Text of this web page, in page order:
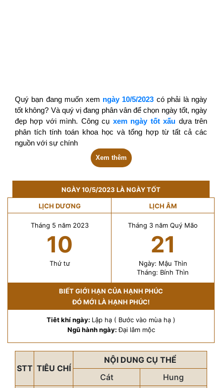
Quý bạn đang muốn xem ngày 10/5/2023 có phải là ngày
tốt không? Và quý vị đang phân vân để chọn ngày tốt, ngày
đẹp hợp với mình. Công cụ xem ngày tốt xấu dựa trên
phân tích tính toán khoa học và tổng hợp từ tất cả các
nguồn với sự chính
Xem thêm
NGÀY 10/5/2023 LÀ NGÀY TỐT
LỊCH DƯƠNG LỊCH ÂM
Tháng 5 năm 2023
10
Thứ tư
Tháng 3 năm Quý Mão
21
Ngày: Mậu Thìn
Tháng: Bính Thìn
BIẾT GIỚI HẠN CỦA HẠNH PHÚC
ĐÓ MỚI LÀ HẠNH PHÚC!
Tiêt khí ngày: Lập hạ ( Bước vào mùa hạ )
Ngũ hành ngày:Đại lâm mộc
STT TIÊU CHÍ
NỘI DUNG CỤ THỂ
Cát
Hung